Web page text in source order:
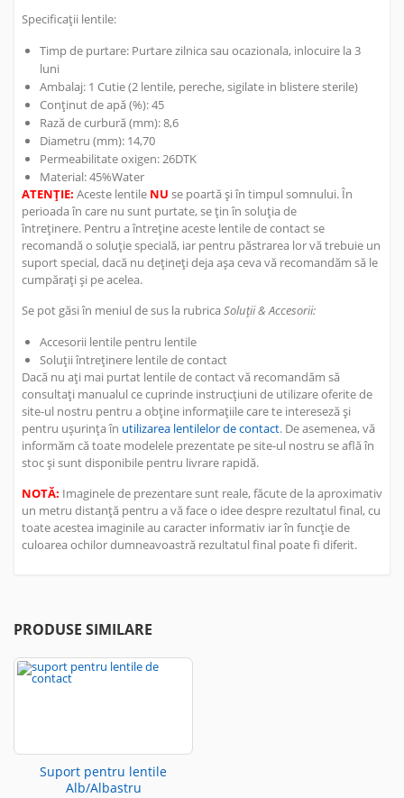
Specificații lentile:
Timp de purtare: Purtare zilnica sau ocazionala, inlocuire la 3
luni
Ambalaj: 1 Cutie (2 lentile, pereche, sigilate in blistere sterile)
Conținut de apă (%):45
Rază de curbură (mm):8,6
Diametru (mm): 14,70
Permeabilitate oxigen: 26DTK
Material:45%Water
ATENȚIE: Aceste lentile NU se poartă și în timpul somnului. În
perioada în care nu sunt purtate, se țin în soluția de
întreținere. Pentru a întreține aceste lentile de contact se
recomandă o soluție specială, iar pentru păstrarea lor vă trebuie un
suport special, dacă nu dețineți deja așa ceva vă recomandăm să le
cumpărați și pe acelea.
Se pot găsi în meniul de sus la rubricaSoluții & Accesorii:
Accesorii lentile pentru lentile
Soluții întreținere lentile de contact
Dacă nu ați mai purtat lentile de contact vă recomandăm să
consultați manualul ce cuprinde instrucțiuni de utilizare oferite de
site-ul nostru pentru a obține informațiile care te intereseză și
pentru ușurința în utilizarea lentilelor de contact. De asemenea, vă
informăm că toate modelele prezentate pe site-ul nostru se află în
stoc și sunt disponibile pentru livrare rapidă.
NOTĂ: Imaginele de prezentare sunt reale, făcute de la aproximativ
un metru distanță pentru a vă face o idee despre rezultatul final, cu
toate acestea imaginile au caracter informativ iar în funcție de
culoarea ochilor dumneavoastră rezultatul final poate fi diferit.
PRODUSE SIMILARE
Suport pentru lentile
Alb/Albastru